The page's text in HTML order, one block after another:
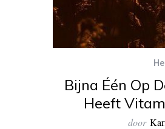
Bijna Één Op
Heeft
door